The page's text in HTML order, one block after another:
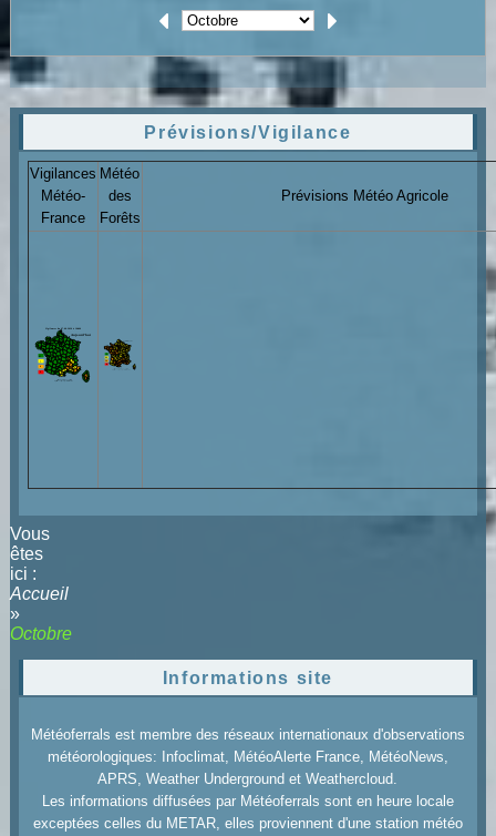
Prévisions/Vigilance
Vigilances
Météo-
France
Météo
des
Forêts
Prévisions Météo Agricole
Vous
êtes
ici :
Accueil
»
Octobre
Informations site
Météoferrals est membre des réseaux internationaux d'observations
météorologiques: Infoclimat, MétéoAlerte France, MétéoNews,
APRS, Weather Underground et Weathercloud.
Les informations diffusées par Météoferrals sont en heure locale
exceptées celles du METAR, elles proviennent d'une station météo